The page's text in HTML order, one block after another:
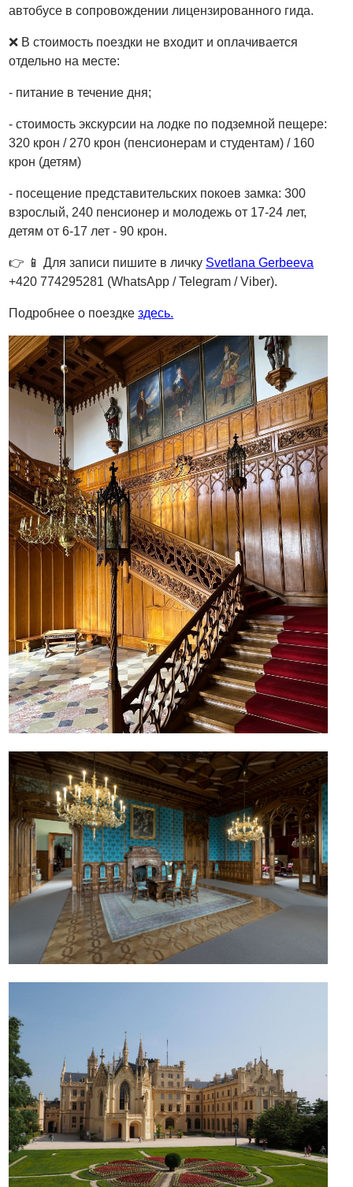
автобусе в сопровождении лицензированного гида.
❌ В стоимость поездки не входит и оплачивается
отдельно на месте:
- питание в течение дня;
- стоимость экскурсии на лодке по подземной пещере:
320 крон / 270 крон (пенсионерам и студентам) / 160
крон (детям)
- посещение представительских покоев замка: 300
взрослый, 240 пенсионер и молодежь от 17-24 лет,
детям от 6-17 лет - 90 крон.
👉 📱 Для записи пишите в личку Svetlana Gerbeeva
+420 774295281 (WhatsApp / Telegram / Viber).
Подробнее о поездкездесь.